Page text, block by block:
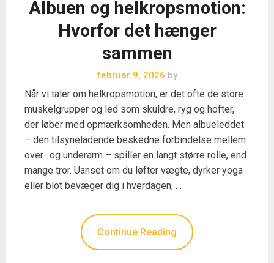
Albuen og helkropsmotion:
Hvorfor det hænger
sammen
februar 9, 2026 by
Når vi taler om helkropsmotion, er det ofte de store
muskelgrupper og led som skuldre, ryg og hofter,
der løber med opmærksomheden. Men albueleddet
– den tilsyneladende beskedne forbindelse mellem
over- og underarm – spiller en langt større rolle, end
mange tror. Uanset om du løfter vægte, dyrker yoga
eller blot bevæger dig i hverdagen, …
Continue Reading